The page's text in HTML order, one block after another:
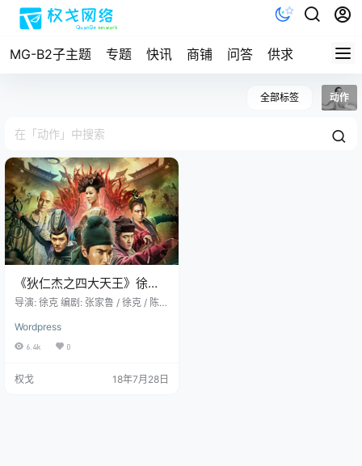
MG-B2子主题 专题 快讯 商铺 问答 供求
全部标签 动作
《狄仁杰之四大天王》徐克
脑洞大开
导演: 徐克 编剧: 张家鲁 / 徐克 / 陈国
新 / 阮经天 / 马思纯 / 更多... 类
型: 动作 / 悬疑 / 古装 制片国家/地
陆) 片长: 132分钟 又名: 狄仁杰3 / D
Wordpress
6.4k 0
权戈 18年7月28日